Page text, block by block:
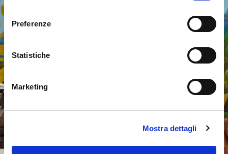
consenso
Preferenze
Statistiche
Marketing
Mostra dettagli